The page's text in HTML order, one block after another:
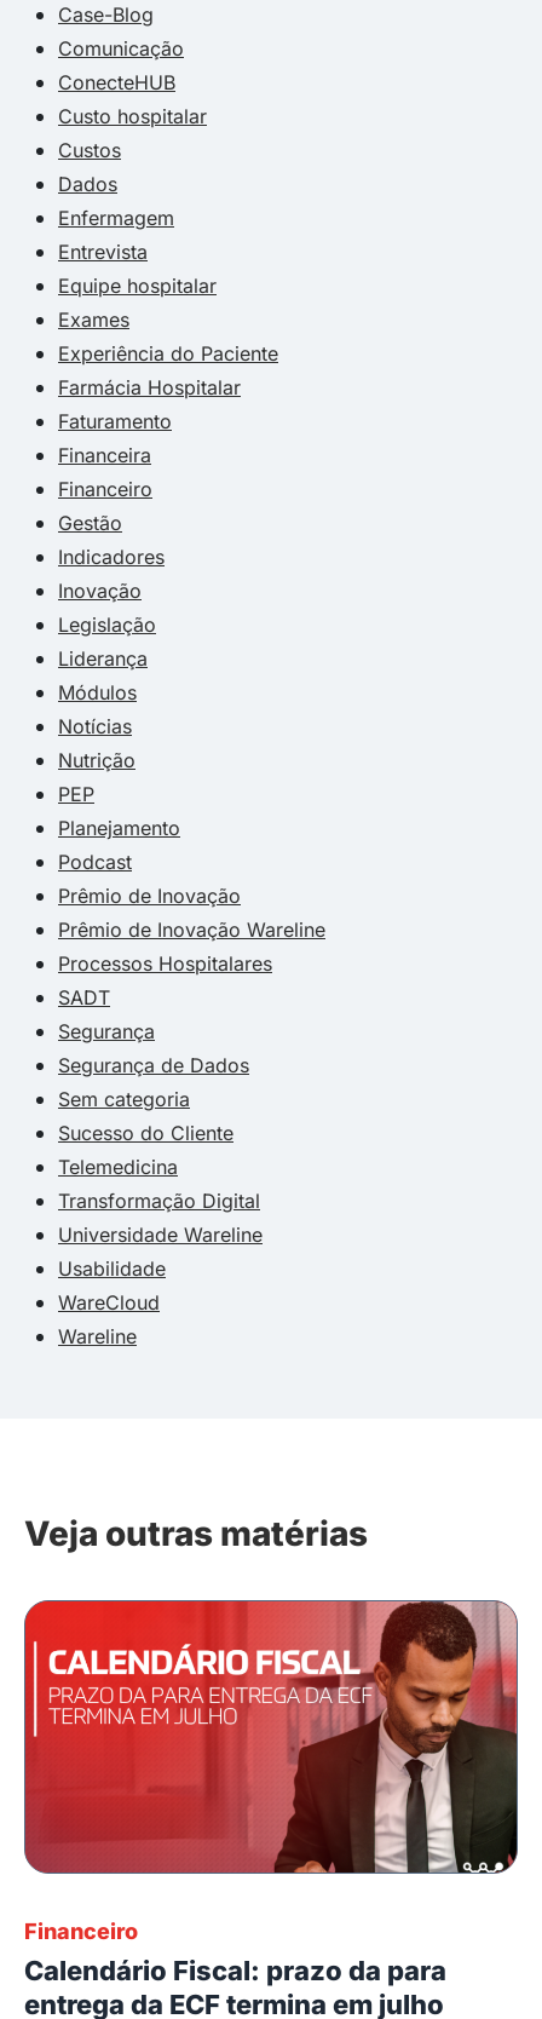
Case-Blog
Comunicação
ConecteHUB
Custo hospitalar
Custos
Dados
Enfermagem
Entrevista
Equipe hospitalar
Exames
Experiência do Paciente
Farmácia Hospitalar
Faturamento
Financeira
Financeiro
Gestão
Indicadores
Inovação
Legislação
Liderança
Módulos
Notícias
Nutrição
PEP
Planejamento
Podcast
Prêmio de Inovação
Prêmio de Inovação Wareline
Processos Hospitalares
SADT
Segurança
Segurança de Dados
Sem categoria
Sucesso do Cliente
Telemedicina
Transformação Digital
Universidade Wareline
Usabilidade
WareCloud
Wareline
Veja outras matérias
Financeiro
Calendário Fiscal: prazo da para
entrega da ECF termina em julho